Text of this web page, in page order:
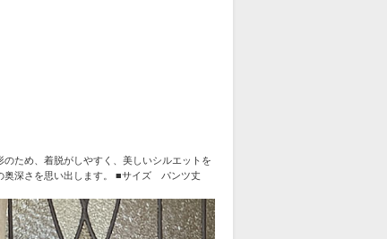
ため、着脱がしやすく、美しいシルエットを
奥深さを思い出します。 ■サイズ パンツ丈